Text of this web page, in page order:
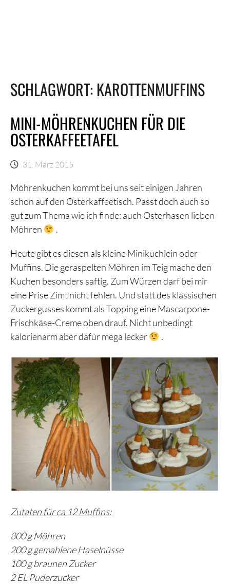
SCHLAGWORT: KAROTTENMUFFINS
MINI-MÖHRENKUCHEN FÜR DIE
OSTERKAFFEETAFEL
31. März 2015
Möhrenkuchen kommt bei uns seit einigen Jahren
schon auf den Osterkaffeetisch. Passt doch auch so
gut zum Thema wie ich finde: auch Osterhasen lieben
Möhren
.
Heute gibt es diesen als kleine Miniküchlein oder
Muffins. Die geraspelten Möhren im Teig mache den
Kuchen besonders saftig. Zum Würzen darf bei mir
eine Prise Zimt nicht fehlen. Und statt des klassischen
Zuckergusses kommt als Topping eine Mascarpone-
Frischkäse-Creme oben drauf. Nicht unbedingt
kalorienarm aber dafür mega lecker
.
Zutaten für ca 12 Muffins:
300 g Möhren
200 g gemahlene Haselnüsse
100 g braunen Zucker
2 EL Puderzucker